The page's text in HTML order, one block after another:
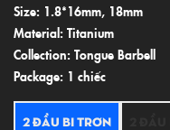
Size: 1.8*16mm, 18mm
Material: Titanium
Collection: Tongue Barbell
Package: 1 chiếc
2 đầu bi trơn